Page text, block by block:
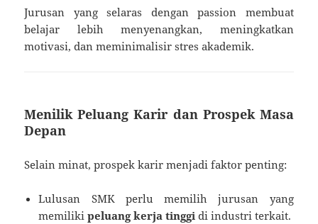
Jurusan yang selaras dengan passion membuat
belajar lebih menyenangkan, meningkatkan
motivasi, dan meminimalisir stres akademik.
Menilik Peluang Karir dan Prospek Masa
Depan
Selain minat, prospek karir menjadi faktor penting:
Lulusan SMK perlu memilih jurusan yang
memilikipeluang kerja tinggi di industri terkait.